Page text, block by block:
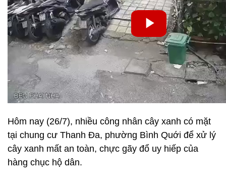
Hôm nay (26/7), nhiều công nhân cây xanh có mặt
tại chung cư Thanh Đa, phường Bình Quới để xử lý
cây xanh mất an toàn, chực gãy đổ uy hiếp của
hàng chục hộ dân.